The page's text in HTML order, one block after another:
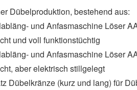
Dübelproduktion, bestehend aus:
und Anfasmaschine Löser
und voll funktionstüchtig
und Anfasmaschine Löser
aber elektrisch stillgelegt
Dübelkränze (kurz und lang) für